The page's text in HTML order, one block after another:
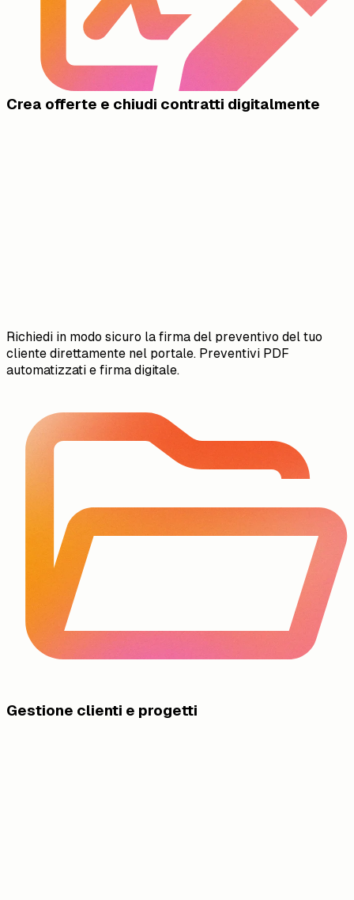
Crea offerte e chiudi contratti digitalmente
Richiedi in modo sicuro la firma del preventivo del tuo
cliente direttamente nel portale. Preventivi PDF
automatizzati e firma digitale.
Gestione clienti e progetti